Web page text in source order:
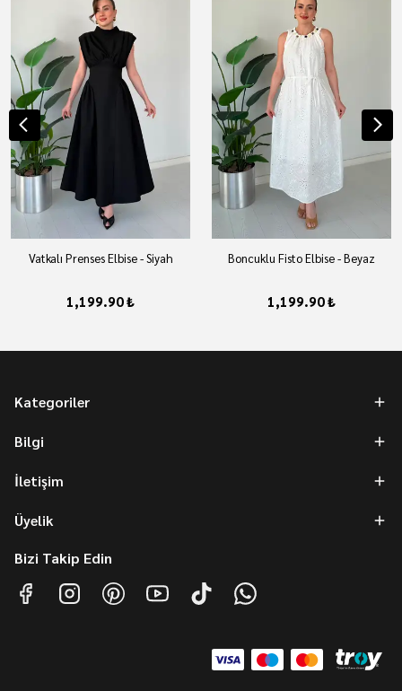
Vatkalı Prenses Elbise - Siyah
1,199.90 ₺
Boncuklu Fisto Elbise - Beyaz
1,199.90 ₺
Kategoriler
Bilgi
İletişim
Üyelik
Bizi Takip Edin